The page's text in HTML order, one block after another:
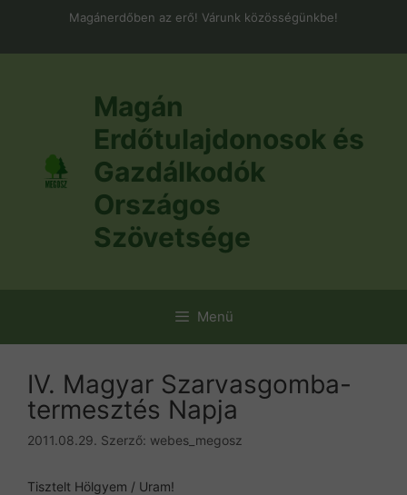
Magánerdőben az erő! Várunk közösségünkbe!
Magán
Erdőtulajdonosok és
Gazdálkodók
Országos
Szövetsége
Menü
IV. Magyar Szarvasgomba-
termesztés Napja
2011.08.29. Szerző: webes_megosz
Tisztelt Hölgyem / Uram!